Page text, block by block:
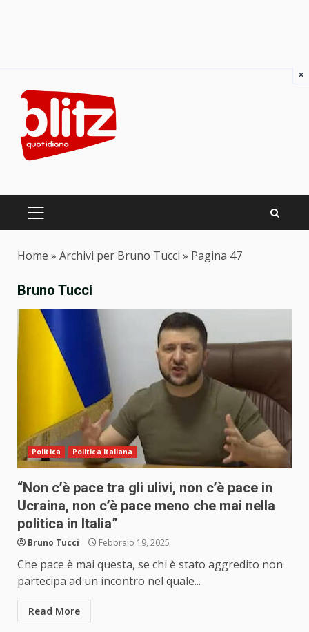
content
PRIMARY
Home » Archivi per Bruno Tucci » Pagina 47
Bruno Tucci
Politica Politica Italiana
“Non c’è pace tra gli ulivi, non c’è pace in
Ucraina, non c’è pace meno che mai nella
politica in Italia”
Bruno Tucci Febbraio 19, 2025
Che pace è mai questa, se chi è stato aggredito non
partecipa ad un incontro nel quale...
Read More
×